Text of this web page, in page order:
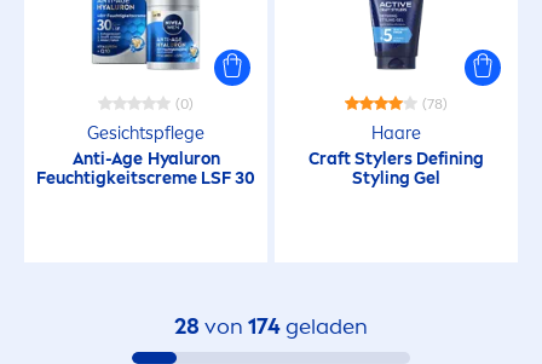
Regenerierend
Reinigend
Reparatur
(0)
Gesichtspflege
Anti-Age Hyaluron
Feuchtigkeitscreme LSF 30
(78)
Haare
Craft Stylers Defining
Styling Gel
28 von 174geladen